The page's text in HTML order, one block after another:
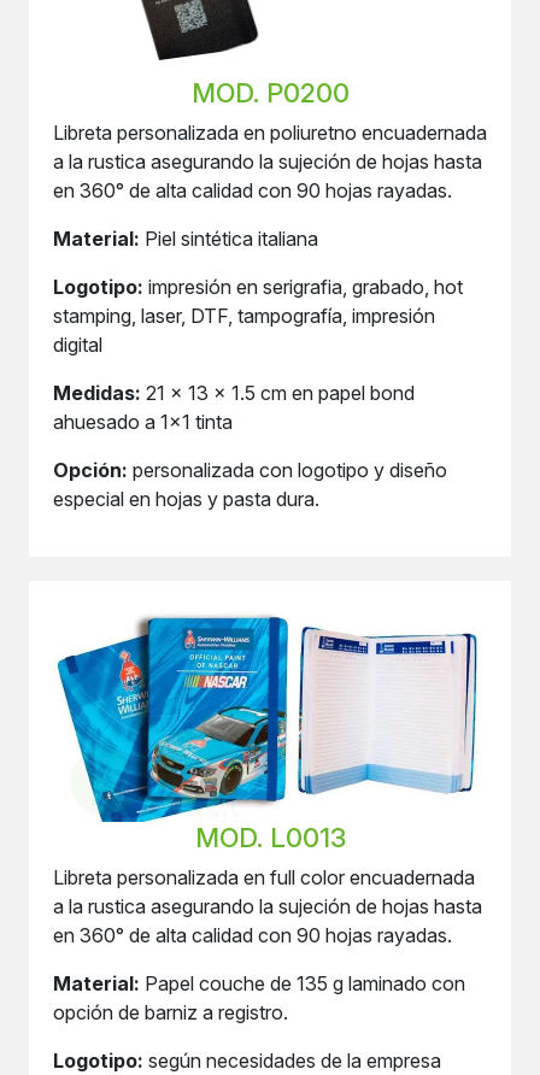
MOD. P0200
Libreta personalizada en poliuretno encuadernada
a la rustica asegurando la sujeción de hojas hasta
en 360° de alta calidad con 90 hojas rayadas.
Material: Piel sintética italiana
Logotipo: impresión en serigrafia, grabado, hot
stamping, laser, DTF, tampografía, impresión
digital
Medidas: 21 x 13 x 1.5 cm en papel bond
ahuesado a 1x1 tinta
Opción: personalizada con logotipo y diseño
especial en hojas y pasta dura.
MOD. L0013
Libreta personalizada en full color encuadernada
a la rustica asegurando la sujeción de hojas hasta
en 360° de alta calidad con 90 hojas rayadas.
Material: Papel couche de 135 g laminado con
opción de barniz a registro.
Logotipo: según necesidades de la empresa